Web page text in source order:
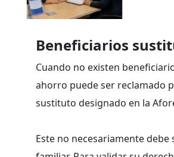
Beneficiarios
Cuando no existen
ahorro puede ser reclamado
sustituto designado en la
Este no necesariamente debe